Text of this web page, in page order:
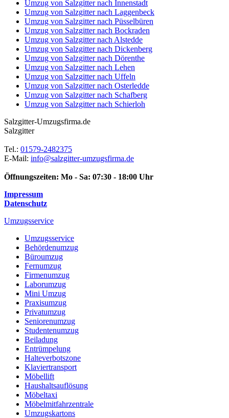
Umzug von Salzgitter nach Innenstadt
Umzug von Salzgitter nach Laggenbeck
Umzug von Salzgitter nach Püsselbüren
Umzug von Salzgitter nach Bockraden
Umzug von Salzgitter nach Alstedde
Umzug von Salzgitter nach Dickenberg
Umzug von Salzgitter nach Dörenthe
Umzug von Salzgitter nach Lehen
Umzug von Salzgitter nach Uffeln
Umzug von Salzgitter nach Osterledde
Umzug von Salzgitter nach Schafberg
Umzug von Salzgitter nach Schierloh
Salzgitter-Umzugsfirma.de
Salzgitter
Tel.: 01579-2482375
E-Mail: info@salzgitter-umzugsfirma.de
Öffnungszeiten: Mo - Sa: 07:30 - 18:00 Uhr
Impressum
Datenschutz
Umzugsservice
Umzugsservice
Behördenumzug
Büroumzug
Fernumzug
Firmenumzug
Laborumzug
Mini Umzug
Praxisumzug
Privatumzug
Seniorenumzug
Studentenumzug
Beiladung
Entrümpelung
Halteverbotszone
Klaviertransport
Möbellift
Haushaltsauflösung
Möbeltaxi
Möbelmitfahrzentrale
Umzugskartons